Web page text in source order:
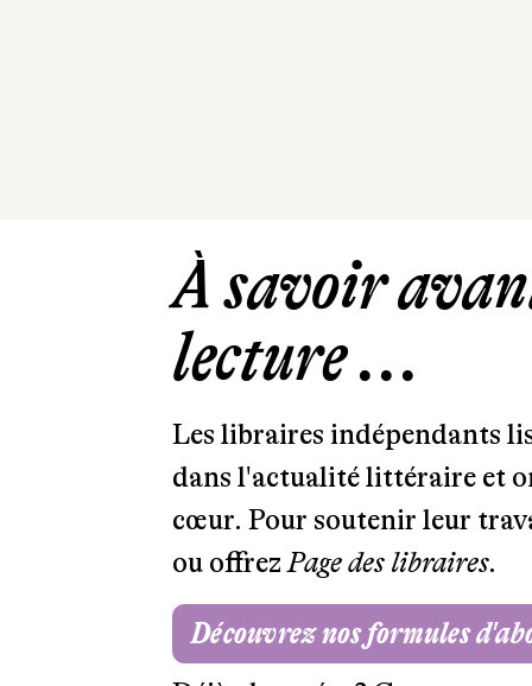
À savoir
lecture ...
Les libraires indépendants
dans l'actualité littéraire et
cœur. Pour soutenir leur
ou offrezPage des libraires.
Découvrez nos formules